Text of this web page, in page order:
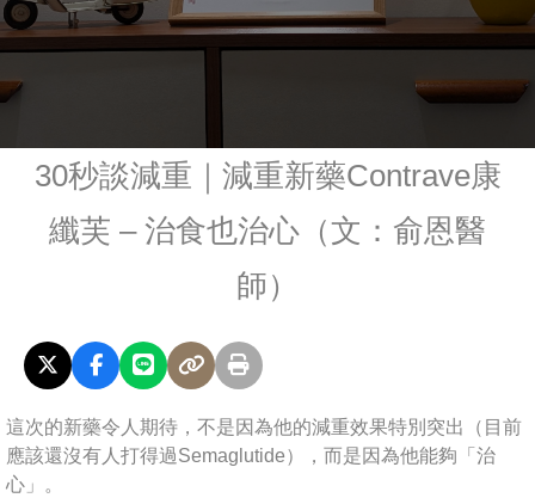
30秒談減重｜減重新藥Contrave康
纖芙 – 治食也治心（文：俞恩醫
師）
這次的新藥令人期待，不是因為他的減重效果特別突出（目前
應該還沒有人打得過Semaglutide），而是因為他能夠「治
心」。